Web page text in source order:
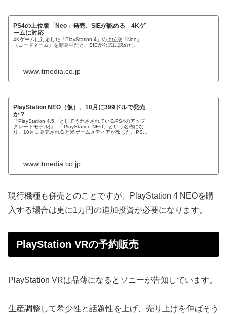
PS4の上位版「Neo」発売、SIEが認める 4Kゲ
ームに対応
4Kゲームに対応した「PlayStation 4」の上位版「Neo」
（コードネーム）を開発中だと、SIEが公式に認めた。
www.itmedia.co.jp
PlayStation NEO（仮）、10月に399ドルで発売
か？
「PlayStation 4.5」としてうわさされているPS4のアップ
グレードモデルは、「PlayStation NEO」という名称にな
り、10月に発売されると米ゲームメディアが報じた。PS4
www.itmedia.co.jp
現行機種も併売とのことですが、PlayStation 4 NEOを購
入する場合は更に1万円の追加投資が必要になります。
PlayStation VRの予約販売
PlayStation VRは品薄になるとソニーが告知しています。
生産調整して希少性と話題性を上げ、売り上げを伸ばそう